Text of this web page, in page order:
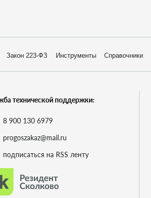
Закон 223-ФЗ Инструменты Справочники
технической поддержки:
8 900 130 6979
progoszakaz@mail.ru
подписаться на RSS ленту